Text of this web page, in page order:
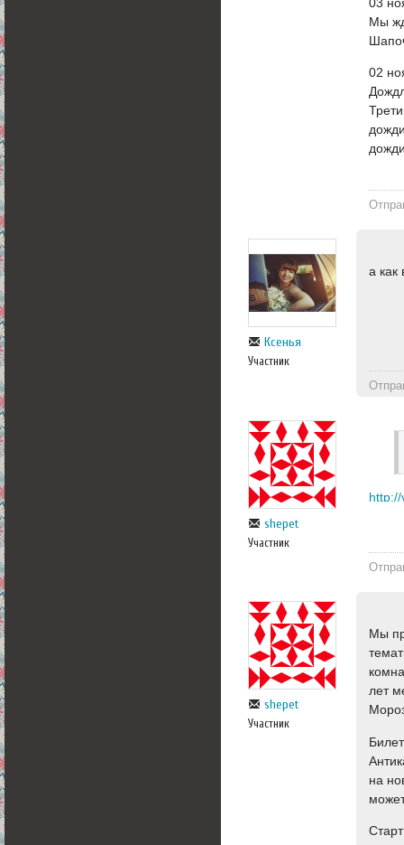
Мы
02
Ксенья
Участник
а как
shepet
Участник
shepet
Участник
Мы
лет
на